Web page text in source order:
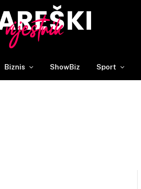
Biznis ShowBiz Sport